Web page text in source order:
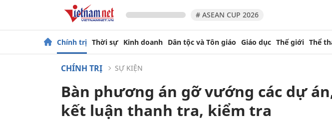
# ASEAN CUP 2026
Chính trị Thời sự Kinh doanh Dân tộc và Tôn giáo Giáo dục Thế giới Thể
CHÍNH TRỊ SỰ KIỆN
Bàn phương án gỡ vướng các dự
kết luận thanh tra, kiểm tra